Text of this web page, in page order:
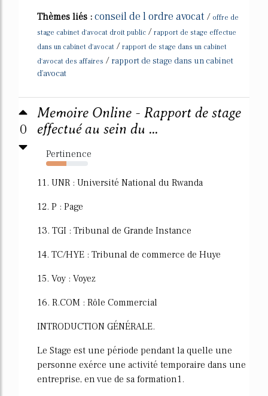
Thèmes liés : conseil de l ordre avocat / offre de
stage cabinet d'avocat droit public / rapport de stage effectue
dans un cabinet d'avocat / rapport de stage dans un cabinet
d'avocat des affaires / rapport de stage dans un cabinet
d'avocat
0
Memoire Online - Rapport de stage
effectué au sein du ...
Pertinence
48%
11. UNR : Université National du Rwanda
12. P : Page
13. TGI : Tribunal de Grande Instance
14. TC/HYE : Tribunal de commerce de Huye
15. Voy : Voyez
16. R.COM : Rôle Commercial
INTRODUCTION GÉNÉRALE.
Le Stage est une période pendant la quelle une
personne exérce une activité temporaire dans une
entreprise, en vue de sa formation1.